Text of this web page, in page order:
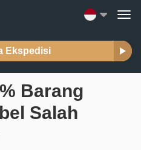
Ekspedisi
Barang
Salah